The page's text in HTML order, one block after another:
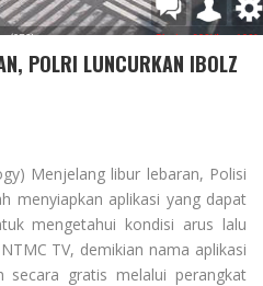
POLRI LUNCURKAN IBOLZ
Menjelang libur lebaran, Polisi
menyiapkan aplikasi yang dapat
mengetahui kondisi arus lalu
TV, demikian nama aplikasi
secara gratis melalui perangkat